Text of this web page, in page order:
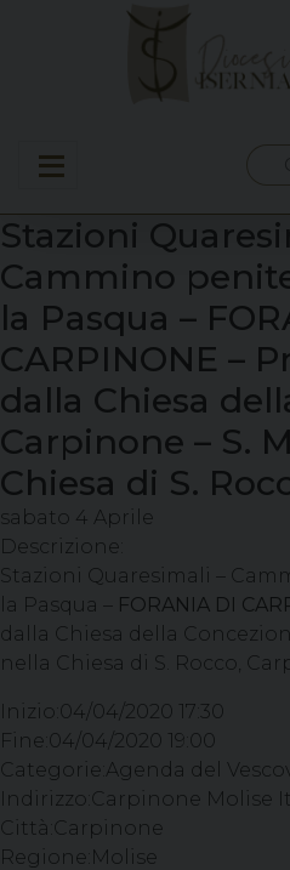
per:
Stazioni
Cammino
la Pasqua –
CARPINONE –
dalla Chiesa
Carpinone – S.
Chiesa di S.
sabato 4 Aprile
Descrizione:
Stazioni Quaresimali –
la Pasqua – FORANIA DI
dalla Chiesa della
nella Chiesa di S. Rocco,
Inizio: 04/04/2020 17:30
Fine: 04/04/2020 19:00
Categorie: Agenda del
Indirizzo: Carpinone Molise
Città: Carpinone
Regione: Molise